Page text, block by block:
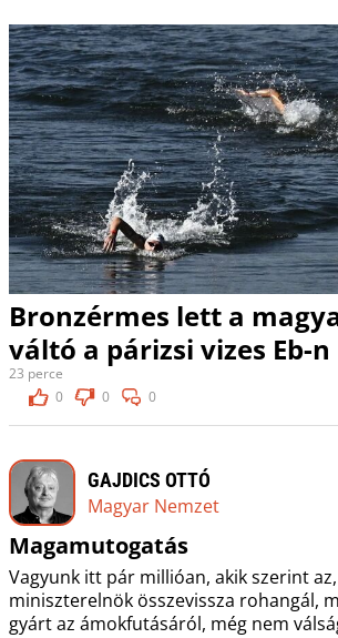
Bronzérmes lett a
váltó a párizsi vizes Eb-n
23 perce
0
0 0
GAJDICS OTTÓ
Magyar Nemzet
Magamutogatás
Vagyunk itt pár millióan, akik szerint
miniszterelnök összevissza rohangál,
gyárt az ámokfutásáról, még nem